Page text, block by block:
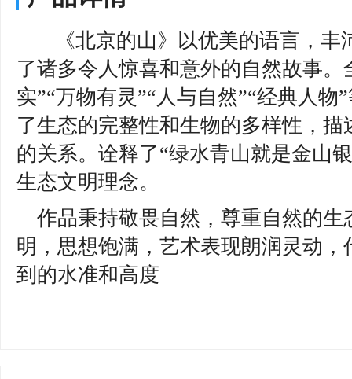
《北京的山》以优美的语言，
了诸多令人惊喜和意外的自然故事。
实”“万物有灵”“人与自然”“经典人
了生态的完整性和生物的多样性，
的关系。诠释了“绿水青山就是金山
生态文明理念。
作品秉持敬畏自然，尊重自然的
明，思想饱满，艺术表现朗润灵动
到的水准和高度